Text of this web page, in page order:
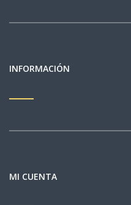
INFORMACIÓN
MI CUENTA